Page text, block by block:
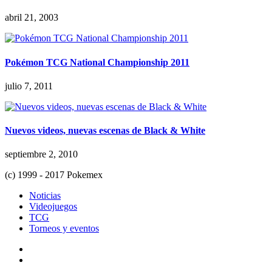
abril 21, 2003
Pokémon TCG National Championship 2011
julio 7, 2011
Nuevos videos, nuevas escenas de Black & White
septiembre 2, 2010
(c) 1999 - 2017 Pokemex
Noticias
Videojuegos
TCG
Torneos y eventos